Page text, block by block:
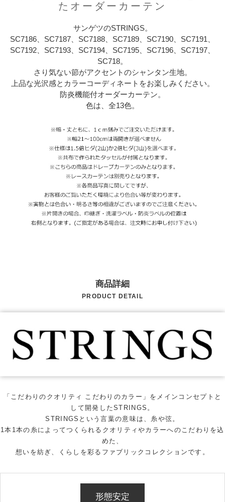
たオーダーカーテン
サンゲツのSTRINGS。
SC7186、SC7187、SC7188、SC7189、SC7190、SC7191、
SC7192、SC7193、SC7194、SC7195、SC7196、SC7197、
SC718。
さり気ない節がアクセントのシャンタン生地。
上品な光沢感とカラーコーディネートをお楽しみください。
防炎機能付オーダーカーテン。
色は、全13色。
商品詳細
PRODUCT DETAIL
「こだわりのクオリティ こだわりのカラー」をメインコンセプトと
して開発したSTRINGS。
STRINGSという言葉の意味は、糸や弦。
1本1本の糸によってつくられるクオリティやカラーへのこだわりを込
めた、
想いを紡ぎ、くらしを彩るファブリックコレクションです。
形態安定